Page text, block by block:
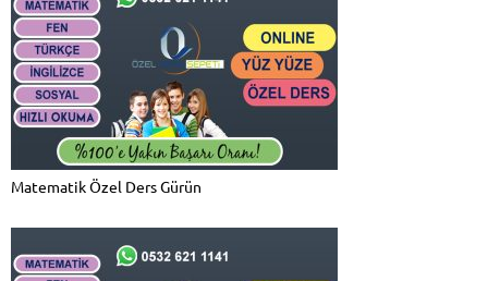
Matematik Özel Ders Gürün